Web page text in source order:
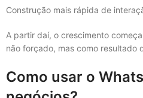
Construção mais rápida de
A partir daí, o crescimento
não forçado, mas como resultado
Como usar o